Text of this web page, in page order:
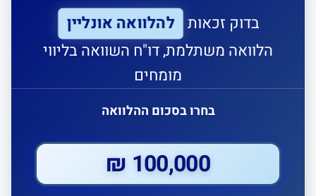
בדוק זכאות להלוואה אונליין
הלוואה משתלמת, דו"ח השוואה בליווי
מומחים
בחרו בסכום ההלוואה
100,000 ₪